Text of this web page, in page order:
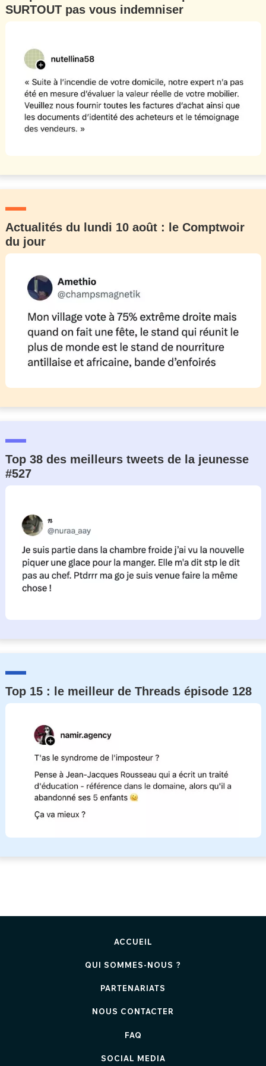
SURTOUT pas vous indemniser
Actualités du lundi 10 août : le Comptwoir
du jour
Top 38 des meilleurs tweets de la jeunesse
#527
Top 15 : le meilleur de Threads épisode 128
ACCUEIL
QUI SOMMES-NOUS ?
PARTENARIATS
NOUS CONTACTER
FAQ
SOCIAL MEDIA